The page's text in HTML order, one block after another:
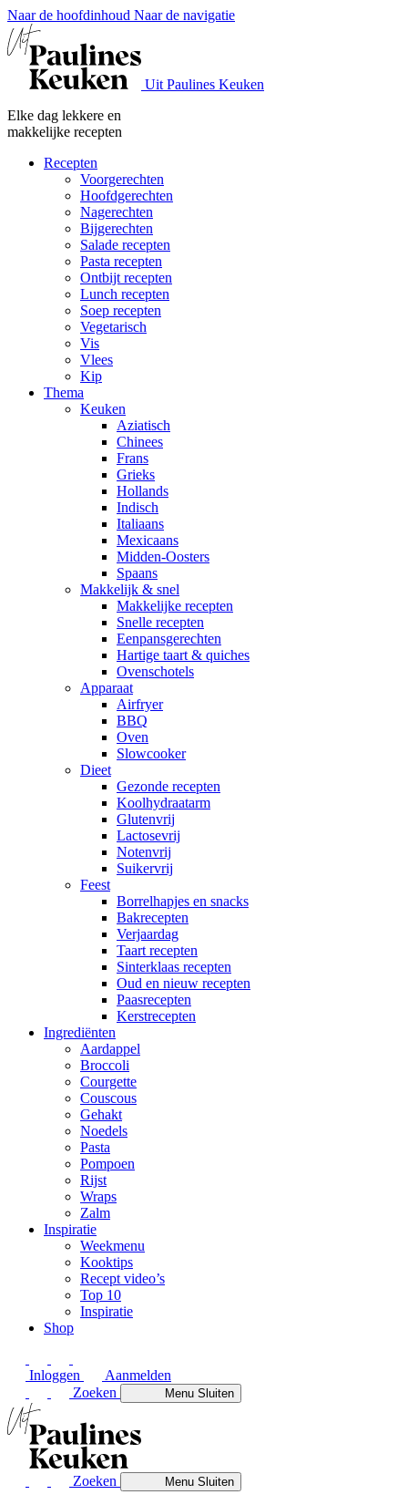
Naar de hoofdinhoud Naar de navigatie
Uit Paulines Keuken
Elke dag lekkere en
makkelijke recepten
Recepten
Voorgerechten
Hoofdgerechten
Nagerechten
Bijgerechten
Salade recepten
Pasta recepten
Ontbijt recepten
Lunch recepten
Soep recepten
Vegetarisch
Vis
Vlees
Kip
Thema
Keuken
Aziatisch
Chinees
Frans
Grieks
Hollands
Indisch
Italiaans
Mexicaans
Midden-Oosters
Spaans
Makkelijk & snel
Makkelijke recepten
Snelle recepten
Eenpansgerechten
Hartige taart & quiches
Ovenschotels
Apparaat
Airfryer
BBQ
Oven
Slowcooker
Dieet
Gezonde recepten
Koolhydraatarm
Glutenvrij
Lactosevrij
Notenvrij
Suikervrij
Feest
Borrelhapjes en snacks
Bakrecepten
Verjaardag
Taart recepten
Sinterklaas recepten
Oud en nieuw recepten
Paasrecepten
Kerstrecepten
Ingrediënten
Aardappel
Broccoli
Courgette
Couscous
Gehakt
Noedels
Pasta
Pompoen
Rijst
Wraps
Zalm
Inspiratie
Weekmenu
Kooktips
Recept video’s
Top 10
Inspiratie
Shop
Inloggen
Aanmelden
Zoeken
MenuSluiten
Zoeken MenuSluiten